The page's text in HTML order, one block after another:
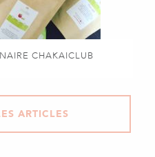
CHAKAICLUB
ARTICLES